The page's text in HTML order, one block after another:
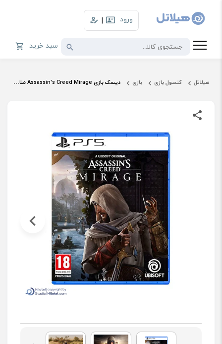
ورود |
سبد خرید
هیلاتل کنسول بازی بازی دیسک بازی Assassin's Creed Mirage مناسب برای PS5